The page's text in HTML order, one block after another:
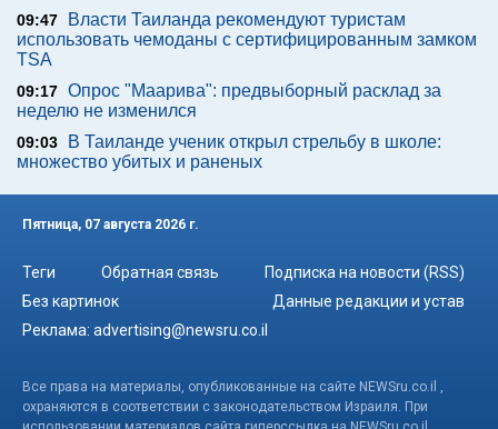
09:47
Власти Таиланда рекомендуют туристам
использовать чемоданы с сертифицированным замком
TSA
09:17 Опрос "Mаарива": предвыборный расклад за
неделю не изменился
09:03
В Таиланде ученик открыл стрельбу в школе:
множество убитых и раненых
Пятница, 07 августа 2026 г.
Теги Обратная связь
Подписка на новости (RSS)
Без картинок
Данные редакции и устав
Реклама: advertising@newsru.co.il
Все права на материалы, опубликованные на сайте NEWSru.co.il ,
охраняются в соответствии с законодательством Израиля. При